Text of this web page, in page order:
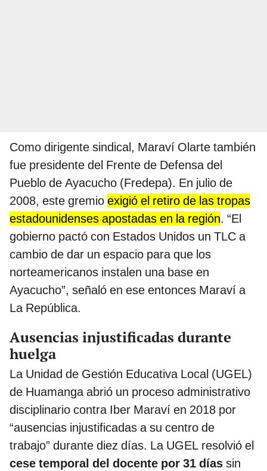
Como dirigente sindical, Maraví Olarte también
fue presidente del Frente de Defensa del
Pueblo de Ayacucho (Fredepa). En julio de
2008, este gremio exigió el retiro de las tropas
estadounidenses apostadas en la región. “El
gobierno pactó con Estados Unidos un TLC a
cambio de dar un espacio para que los
norteamericanos instalen una base en
Ayacucho”, señaló en ese entonces Maraví a
La República.
Ausencias injustificadas durante
huelga
La Unidad de Gestión Educativa Local (UGEL)
de Huamanga abrió un proceso administrativo
disciplinario contra Iber Maraví en 2018 por
“ausencias injustificadas a su centro de
trabajo” durante diez días. La UGEL resolvió el
cese temporal del docente por 31 días sin